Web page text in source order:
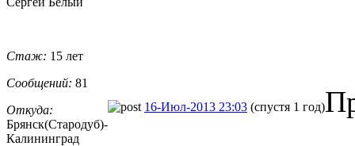
Стаж: 15 лет
Сообщений: 81
Откуда:
Брянск(Стародуб)-
Калининград
16-Июл-2013 23:03 (спустя 1 год)